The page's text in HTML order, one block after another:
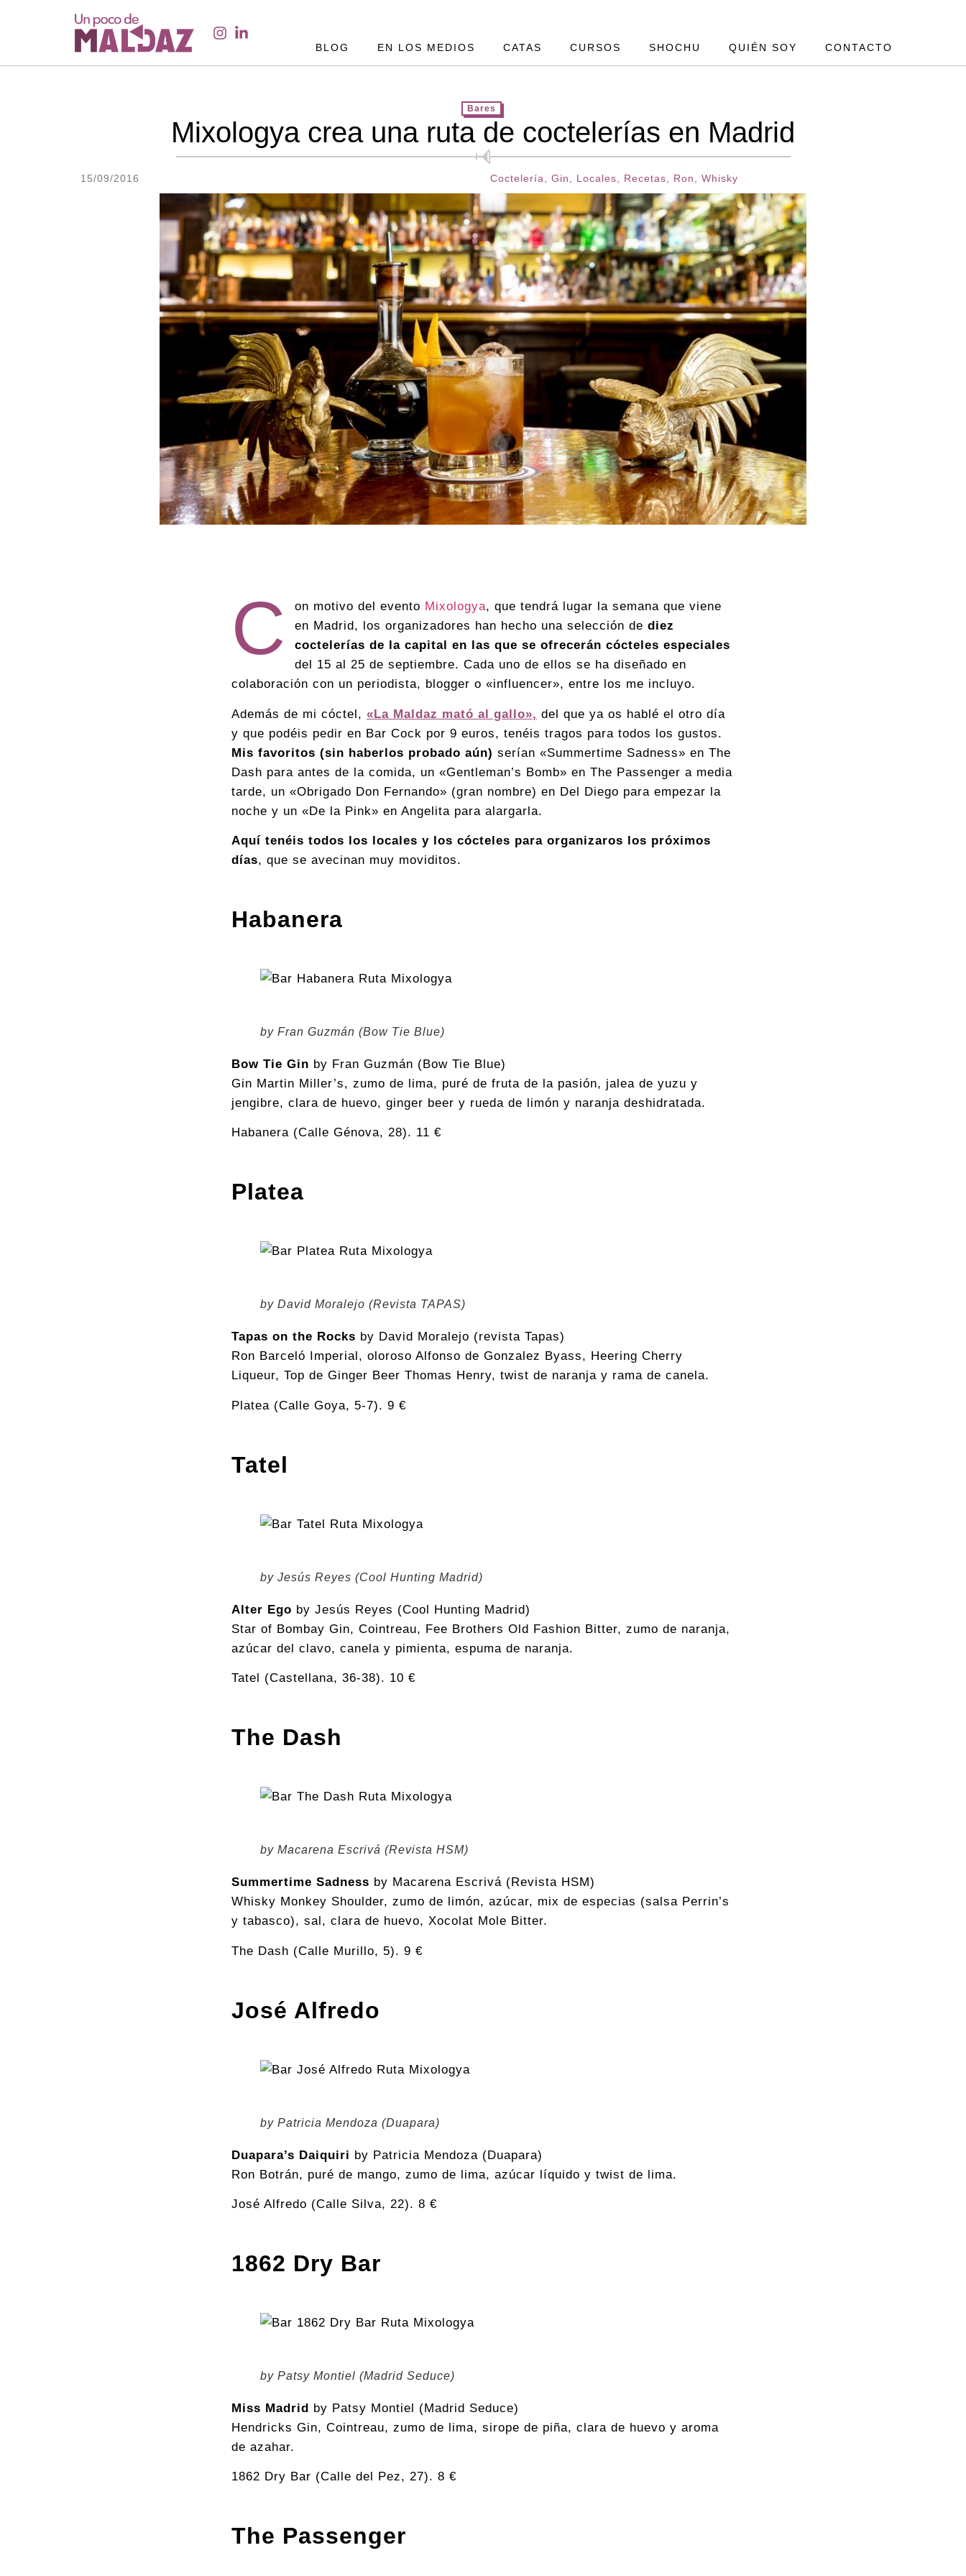
BLOG EN LOS MEDIOS CATAS CURSOS SHOCHU QUIÉN SOY CONTACTO
Bares
Mixologya crea una ruta de coctelerías en Madrid
15/09/2016 Coctelería Gin Locales Recetas Ron Whisky
C on motivo del evento Mixologya, que tendrá lugar la semana que viene
en Madrid, los organizadores han hecho una selección de diez
coctelerías de la capital en las que se ofrecerán cócteles especiales
del 15 al 25 de septiembre. Cada uno de ellos se ha diseñado en
colaboración con un periodista, blogger o «influencer», entre los me incluyo.
Además de mi cóctel, «La Maldaz mató al gallo», del que ya os hablé el otro día
y que podéis pedir en Bar Cock por 9 euros, tenéis tragos para todos los gustos.
Mis favoritos (sin haberlos probado aún) serían «Summertime Sadness» en The
Dash para antes de la comida, un «Gentleman’s Bomb» en The Passenger a media
tarde, un «Obrigado Don Fernando» (gran nombre) en Del Diego para empezar la
noche y un «De la Pink» en Angelita para alargarla.
Aquí tenéis todos los locales y los cócteles para organizaros los próximos
días, que se avecinan muy moviditos.
Habanera
by Fran Guzmán (Bow Tie Blue)
Bow Tie Gin by Fran Guzmán (Bow Tie Blue)
Gin Martin Miller’s, zumo de lima, puré de fruta de la pasión, jalea de yuzu y
jengibre, clara de huevo, ginger beer y rueda de limón y naranja deshidratada.
Habanera (Calle Génova, 28). 11 €
Platea
by David Moralejo (Revista TAPAS)
Tapas on the Rocks by David Moralejo (revista Tapas)
Ron Barceló Imperial, oloroso Alfonso de Gonzalez Byass, Heering Cherry
Liqueur, Top de Ginger Beer Thomas Henry, twist de naranja y rama de canela.
Platea (Calle Goya, 5-7). 9 €
Tatel
by Jesús Reyes (Cool Hunting Madrid)
Alter Ego by Jesús Reyes (Cool Hunting Madrid)
Star of Bombay Gin, Cointreau, Fee Brothers Old Fashion Bitter, zumo de naranja,
azúcar del clavo, canela y pimienta, espuma de naranja.
Tatel (Castellana, 36-38). 10 €
The Dash
by Macarena Escrivá (Revista HSM)
Summertime Sadness by Macarena Escrivá (Revista HSM)
Whisky Monkey Shoulder, zumo de limón, azúcar, mix de especias (salsa Perrin’s
y tabasco), sal, clara de huevo, Xocolat Mole Bitter.
The Dash (Calle Murillo, 5). 9 €
José Alfredo
by Patricia Mendoza (Duapara)
Duapara’s Daiquiri by Patricia Mendoza (Duapara)
Ron Botrán, puré de mango, zumo de lima, azúcar líquido y twist de lima.
José Alfredo (Calle Silva, 22). 8 €
1862 Dry Bar
by Patsy Montiel (Madrid Seduce)
Miss Madrid by Patsy Montiel (Madrid Seduce)
Hendricks Gin, Cointreau, zumo de lima, sirope de piña, clara de huevo y aroma
de azahar.
1862 Dry Bar (Calle del Pez, 27). 8 €
The Passenger